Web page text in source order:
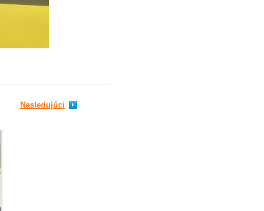
Nasledujúci